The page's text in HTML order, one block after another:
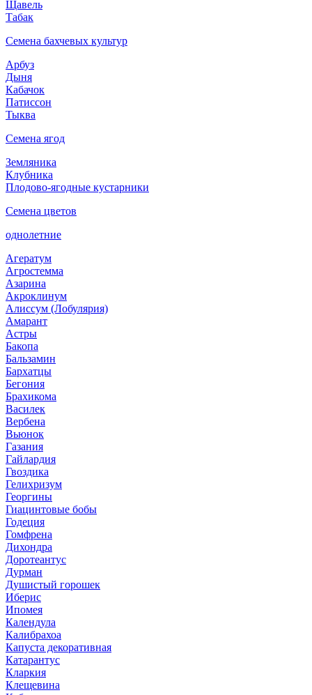
Щавель
Табак
Семена бахчевых культур
Арбуз
Дыня
Кабачок
Патиссон
Тыква
Семена ягод
Земляника
Клубника
Плодово-ягодные кустарники
Семена цветов
однолетние
Агератум
Агростемма
Азарина
Акроклинум
Алиссум (Лобулярия)
Амарант
Астры
Бакопа
Бальзамин
Бархатцы
Бегония
Брахикома
Василек
Вербена
Вьюнок
Газания
Гайлардия
Гвоздика
Гелихризум
Георгины
Гиацинтовые бобы
Годеция
Гомфрена
Дихондра
Доротеантус
Дурман
Душистый горошек
Иберис
Ипомея
Календула
Калибрахоа
Капуста декоративная
Катарантус
Кларкия
Клещевина